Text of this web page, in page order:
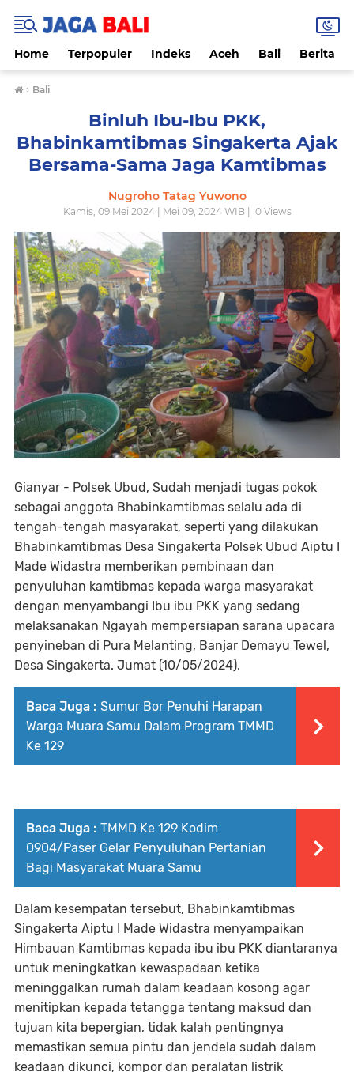
Home Terpopuler Indeks Aceh Bali Berita
› Bali
Binluh Ibu-Ibu PKK,
Bhabinkamtibmas Singakerta Ajak
Bersama-Sama Jaga Kamtibmas
Nugroho Tatag Yuwono
Kamis, 09 Mei 2024 | Mei 09, 2024 WIB | 0Views
Gianyar - Polsek Ubud, Sudah menjadi tugas pokok
sebagai anggota Bhabinkamtibmas selalu ada di
tengah-tengah masyarakat, seperti yang dilakukan
Bhabinkamtibmas Desa Singakerta Polsek Ubud Aiptu I
Made Widastra memberikan pembinaan dan
penyuluhan kamtibmas kepada warga masyarakat
dengan menyambangi Ibu ibu PKK yang sedang
melaksanakan Ngayah mempersiapan sarana upacara
penyineban di Pura Melanting, Banjar Demayu Tewel,
Desa Singakerta. Jumat (10/05/2024).
Baca Juga : Sumur Bor Penuhi Harapan
Warga Muara Samu Dalam Program TMMD
Ke 129
Baca Juga : TMMD Ke 129 Kodim
0904/Paser Gelar Penyuluhan Pertanian
Bagi Masyarakat Muara Samu
Dalam kesempatan tersebut, Bhabinkamtibmas
Singakerta Aiptu I Made Widastra menyampaikan
Himbauan Kamtibmas kepada ibu ibu PKK diantaranya
untuk meningkatkan kewaspadaan ketika
meninggalkan rumah dalam keadaan kosong agar
menitipkan kepada tetangga tentang maksud dan
tujuan kita bepergian, tidak kalah pentingnya
memastikan semua pintu dan jendela sudah dalam
keadaan dikunci, kompor dan peralatan listrik